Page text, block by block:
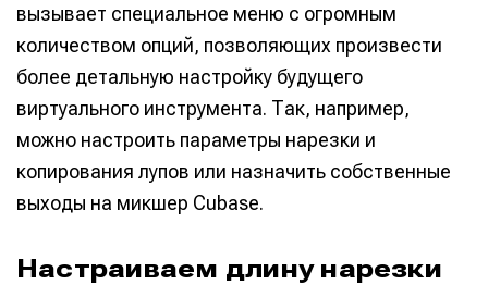
вызывает специальное меню с огромным
количеством опций, позволяющих произвести
более детальную настройку будущего
виртуального инструмента. Так, например,
можно настроить параметры нарезки и
копирования лупов или назначить собственные
выходы на микшер Cubase.
Настраиваем длину нарезки